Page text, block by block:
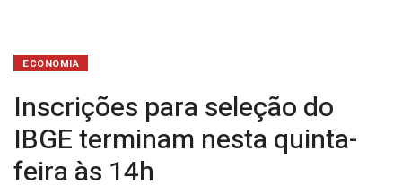
ECONOMIA
Inscrições para seleção do
IBGE terminam nesta quinta-
feira às 14h